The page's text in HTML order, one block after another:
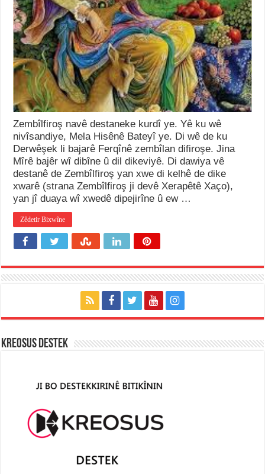
Zembîlfiroş navê destaneke kurdî ye. Yê ku wê
nivîsandiye, Mela Hisênê Bateyî ye. Di wê de ku
Derwêşek li bajarê Ferqînê zembîlan difiroşe. Jina
Mîrê bajêr wî dibîne û dil dikeviyê. Di dawiya vê
destanê de Zembîlfiroş yan xwe di kelhê de dike
xwarê (strana Zembîlfiroş ji devê Xerapêtê Xaço),
yan jî duaya wî xwedê dipejirîne û ew …
Zêdetir Bixwîne
KREOSUS DESTEK